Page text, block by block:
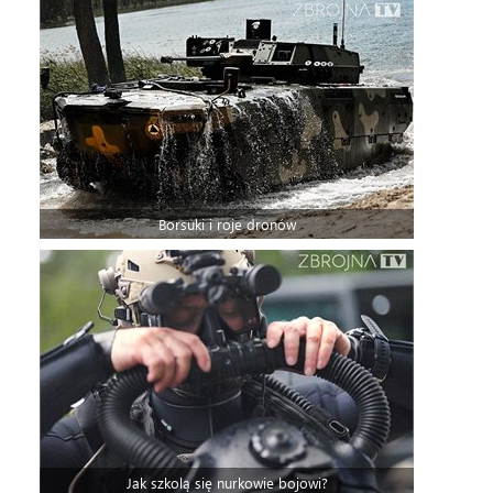
Borsuki i roje dronów
Jak szkolą się nurkowie bojowi?